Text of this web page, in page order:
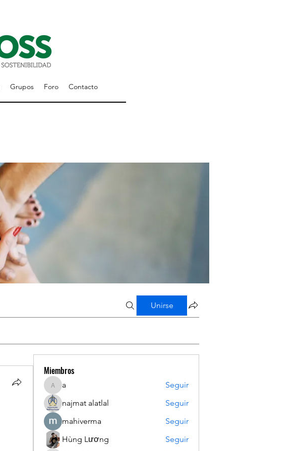
Grupos Foro Contacto
Unirse
Miembros
a
a
Seguir
najmat alatlal
Seguir
mahiverma
Seguir
Hùng Lương
Seguir